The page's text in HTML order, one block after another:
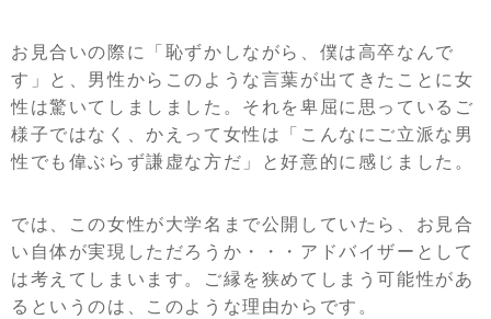
お見合いの際に「恥ずかしながら、僕は高卒なんで
す」と、男性からこのような言葉が出てきたことに女
性は驚いてしましました。それを卑屈に思っているご
様子ではなく、かえって女性は「こんなにご立派な男
性でも偉ぶらず謙虚な方だ」と好意的に感じました。
では、この女性が大学名まで公開していたら、お見合
い自体が実現しただろうか・・・アドバイザーとして
は考えてしまいます。ご縁を狭めてしまう可能性があ
るというのは、このような理由からです。